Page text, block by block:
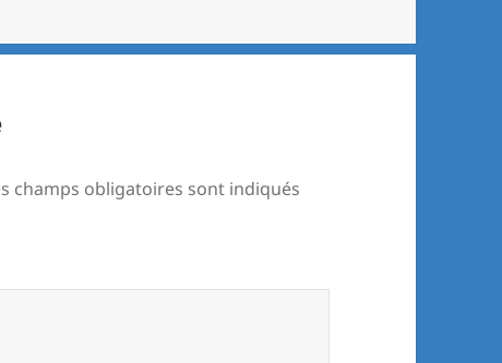
champs obligatoires sont indiqués